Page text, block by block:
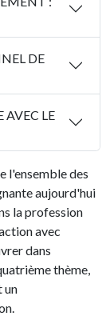
DE
AVEC LE
l'ensemble des
aujourd'hui
la profession
avec
dans
thème,
un